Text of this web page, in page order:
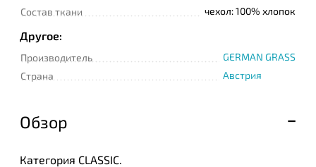
Состав ткани
чехол: 100% хлопок
Другое:
Производитель
GERMAN GRASS
Страна
Австрия
Обзор
Категория CLASSIC.